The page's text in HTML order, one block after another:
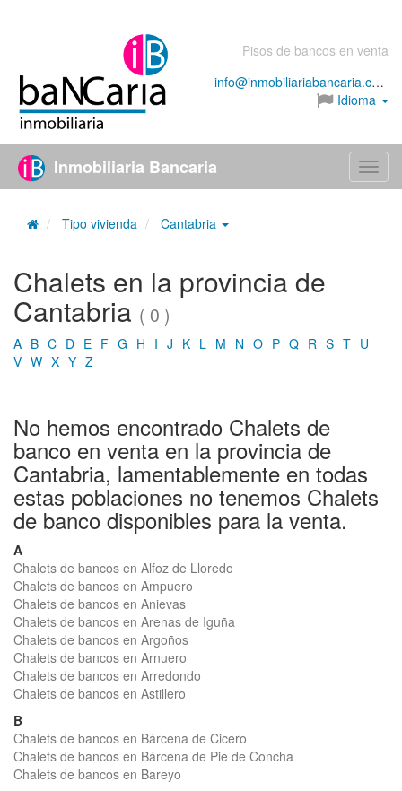
Pisos de bancos en venta
info@inmobiliariabancaria.com
Idioma
Menú
Inmobiliaria Bancaria
Tipo vivienda Cantabria
Chalets en la provincia de
Cantabria ( 0 )
A B C D E F G H I J K L M N O P Q R S T U
V W X Y Z
No hemos encontrado Chalets de
banco en venta en la provincia de
Cantabria, lamentablemente en todas
estas poblaciones no tenemos Chalets
de banco disponibles para la venta.
A
Chalets de bancos en Alfoz de Lloredo
Chalets de bancos en Ampuero
Chalets de bancos en Anievas
Chalets de bancos en Arenas de Iguña
Chalets de bancos en Argoños
Chalets de bancos en Arnuero
Chalets de bancos en Arredondo
Chalets de bancos en Astillero
B
Chalets de bancos en Bárcena de Cicero
Chalets de bancos en Bárcena de Pie de Concha
Chalets de bancos en Bareyo